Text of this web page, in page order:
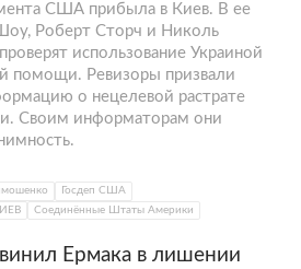
США прибыла в Киев. В ее
Роберт Сторч и Николь
использование Украиной
помощи. Ревизоры призвали
о нецелевой растрате
Своим информаторам они
Госдеп США
Соединённые Штаты Америки
Ермака в лишении